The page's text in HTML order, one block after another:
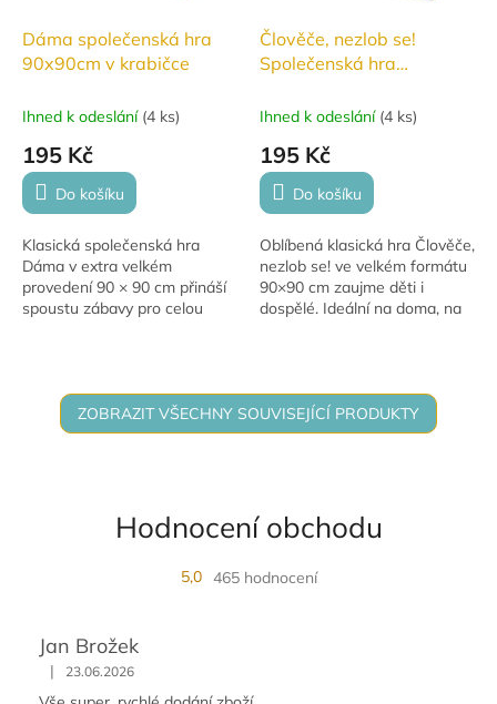
Dáma společenská hra
90x90cm v krabičce
Ihned k odeslání (4 ks)
195 Kč
Do košíku
Klasická společenská hra
Dáma v extra velkém
provedení 90 × 90 cm přináší
spoustu zábavy pro celou
Člověče, nezlob se!
Společenská hra
Ihned k odeslání (4 ks)
195 Kč
Do košíku
Oblíbená klasická hra Člověče,
nezlob se! ve velkém formátu
90×90 cm zaujme děti i
dospělé. Ideální na doma, na
ZOBRAZIT VŠECHNY SOUVISEJÍCÍ PRODUKTY
Hodnocení obchodu
5,0 465 hodnocení
Jan Brožek
| 23.06.2026